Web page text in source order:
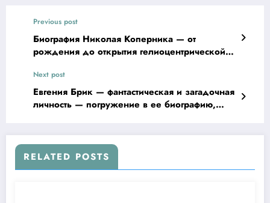
Previous post
Биография Николая Коперника — от
рождения до открытия гелиоцентрической
Next post
Евгения Брик — фантастическая и загадочная
личность — погружение в ее биографию,
RELATED POSTS